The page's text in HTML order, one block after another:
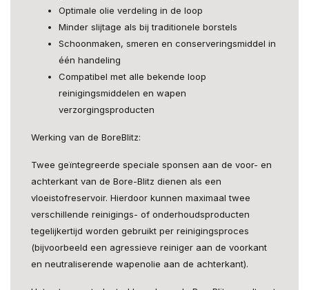
Optimale olie verdeling in de loop
Minder slijtage als bij traditionele borstels
Schoonmaken, smeren en conserveringsmiddel in
één handeling
Compatibel met alle bekende loop
reinigingsmiddelen en wapen
verzorgingsproducten
Werking van de BoreBlitz:
Twee geïntegreerde speciale sponsen aan de voor- en
achterkant van de Bore-Blitz dienen als een
vloeistofreservoir. Hierdoor kunnen maximaal twee
verschillende reinigings- of onderhoudsproducten
tegelijkertijd worden gebruikt per reinigingsproces
(bijvoorbeeld een agressieve reiniger aan de voorkant
en neutraliserende wapenolie aan de achterkant).